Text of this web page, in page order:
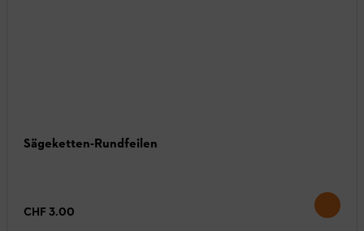
Sägeketten-Rundfeilen
CHF 3.00